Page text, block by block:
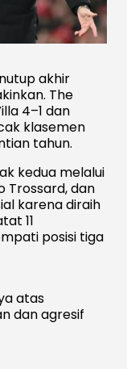
akhir
The
4–1 dan
klasemen
tahun.
kedua melalui
Trossard, dan
karena diraih
11
posisi tiga
atas
dan agresif